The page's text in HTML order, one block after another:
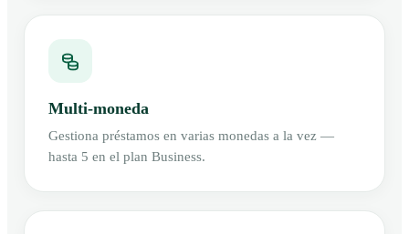
Multi-moneda
Gestiona préstamos en varias monedas a la vez —
hasta 5 en el plan Business.